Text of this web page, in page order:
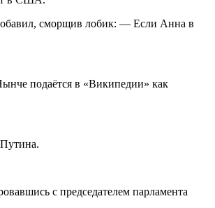
сморщив лобик: — Если Анна в
подаётся в «Википедии» как
с председателем парламента